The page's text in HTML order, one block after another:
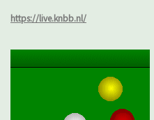
https://live.knbb.nl/